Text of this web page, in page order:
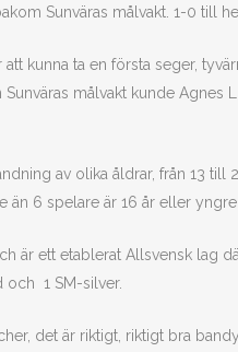
Sunväras målvakt. 1-0 till
att kunna ta en första seger,
målvakt kunde
av olika åldrar, från 13
än 6 spelare är 16 år eller
är ett etablerat Allsvensk lag
och 1 SM-silver.
det är riktigt, riktigt bra